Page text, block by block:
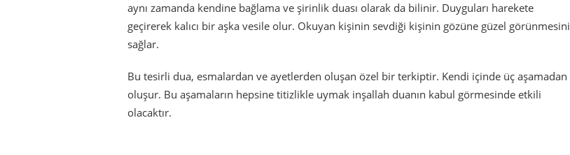
aynı zamanda kendine bağlama ve şirinlik duası olarak da bilinir. Duyguları harekete
geçirerek kalıcı bir aşka vesile olur. Okuyan kişinin sevdiği kişinin gözüne güzel görünmesini
sağlar.
Bu tesirli dua, esmalardan ve ayetlerden oluşan özel bir terkiptir. Kendi içinde üç aşamadan
oluşur. Bu aşamaların hepsine titizlikle uymak inşallah duanın kabul görmesinde etkili
olacaktır.